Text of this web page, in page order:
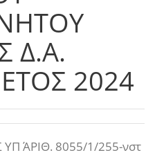
Δ.Α.
2024
ΑΡΙΘ. 8055/1/255-νστ